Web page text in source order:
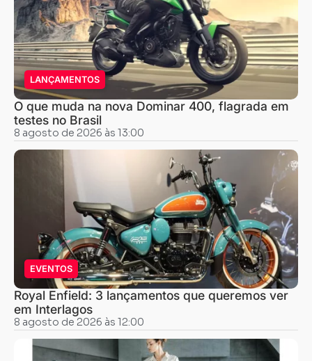
LANÇAMENTOS
O que muda na nova Dominar 400, flagrada em
testes no Brasil
8 agosto de 2026 às 13:00
EVENTOS
Royal Enfield: 3 lançamentos que queremos ver
em Interlagos
8 agosto de 2026 às 12:00